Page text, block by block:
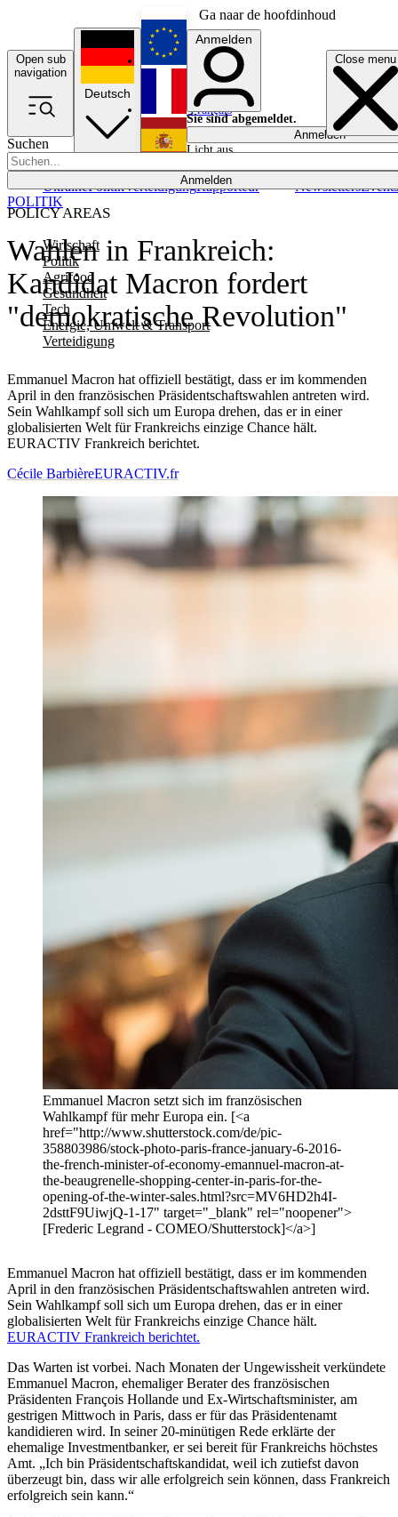
Ga naar de hoofdinhoud
Open sub
navigation
Close menu
Suchen
Anmelden
POLICY AREAS
Wirtschaft
Politik
Agrifood
Gesundheit
Tech
Energie, Umwelt & Transport
Verteidigung
UkrainePolitikVerteidigungRapporteur NewslettersEvents
Deutsch
English
Français
Anmelden
Sie sind abgemeldet.
Anmelden
Licht aus
Wahlen in Frankreich:
Kandidat Macron fordert
"demokratische Revolution"
Emmanuel Macron hat offiziell bestätigt, dass er im kommenden
April in den französischen Präsidentschaftswahlen antreten wird.
Sein Wahlkampf soll sich um Europa drehen, das er in einer
globalisierten Welt für Frankreichs einzige Chance hält.
EURACTIV Frankreich berichtet.
POLITIK
Cécile BarbièreEURACTIV.fr
Emmanuel Macron setzt sich im französischen
Wahlkampf für mehr Europa ein. [<a
href="http://www.shutterstock.com/de/pic-
358803986/stock-photo-paris-france-january-6-2016-
the-french-minister-of-economy-emannuel-macron-at-
the-beaugrenelle-shopping-center-in-paris-for-the-
opening-of-the-winter-sales.html?src=MV6HD2h4I-
2dsttF9UiwjQ-1-17" target="_blank" rel="noopener">
[Frederic Legrand - COMEO/Shutterstock]</a>]
Emmanuel Macron hat offiziell bestätigt, dass er im kommenden
April in den französischen Präsidentschaftswahlen antreten wird.
Sein Wahlkampf soll sich um Europa drehen, das er in einer
globalisierten Welt für Frankreichs einzige Chance hält.
EURACTIV Frankreich berichtet.
Das Warten ist vorbei. Nach Monaten der Ungewissheit verkündete
Emmanuel Macron, ehemaliger Berater des französischen
Präsidenten François Hollande und Ex-Wirtschaftsminister, am
gestrigen Mittwoch in Paris, dass er für das Präsidentenamt
kandidieren wird. In seiner 20-minütigen Rede erklärte der
ehemalige Investmentbanker, er sei bereit für Frankreichs höchstes
Amt. „Ich bin Präsidentschaftskandidat, weil ich zutiefst davon
überzeugt bin, dass wir alle erfolgreich sein können, dass Frankreich
erfolgreich sein kann.“